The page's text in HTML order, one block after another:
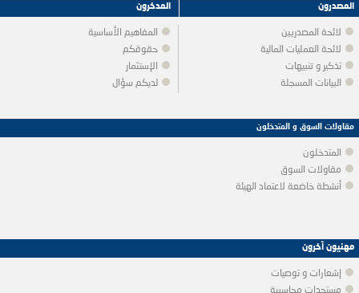
المدخرون
المفاهيم الأساسية
حقوقكم
الإستثمار
لديكم سؤال
المصدرون
لائحة المصدريين
لائحة العمليات المالية
تذكير و تنبيهات
البيانات المسجلة
مقاولات السوق و المتدخلون
المتدخلون
مقاولات السوق
أنشطة خاضعة لاعتماد الهيئة
مهنيون آخرون
إشعارات و توصيات
مستجدات محاسبية